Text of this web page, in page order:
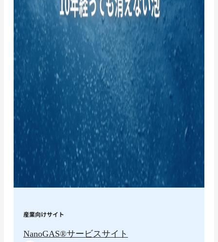
産業向けサイト
NanoGAS®︎サービスサイト